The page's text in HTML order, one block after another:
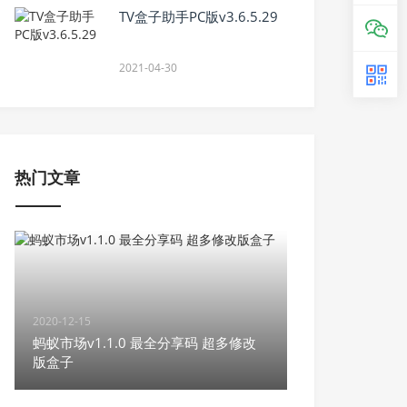
TV盒子助手PC版v3.6.5.29
2021-04-30
热门文章
2020-12-15
蚂蚁市场v1.1.0 最全分享码 超多修改
版盒子